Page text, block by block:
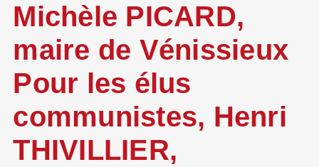
Michèle PICARD,
maire de Vénissieux
Pour les élus
communistes, Henri
THIVILLIER,